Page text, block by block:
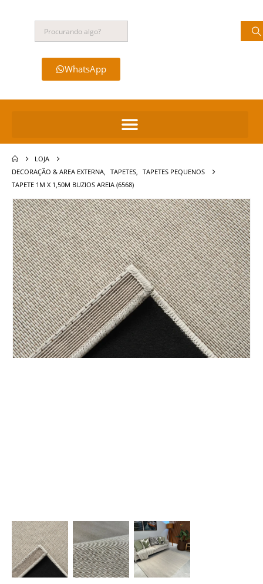
WhatsApp
LOJA
DECORAÇÃO & AREA EXTERNA
TAPETES
TAPETES PEQUENOS
TAPETE 1M X 1,50M BUZIOS AREIA (6568)